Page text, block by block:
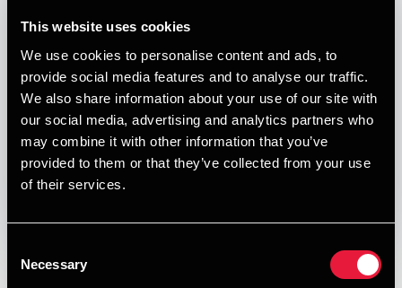
This website uses cookies
We use cookies to personalise content and ads, to
provide social media features and to analyse our traffic.
We also share information about your use of our site with
our social media, advertising and analytics partners who
may combine it with other information that you’ve
provided to them or that they’ve collected from your use
of their services.
Selection
Necessary
Cookiepolitik
BDO’s bindende virksomhedsregler for
dataansvarlig og databehandler
Disclaimer og copyright
Generelle forretningsbetingelser
Specifikke